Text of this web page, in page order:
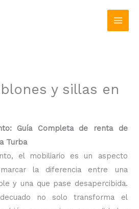
y sillas en
Guía Completa de renta de
Turba
el mobiliario es un aspecto
la diferencia entre una
y una que pase desapercibida.
no solo transforma el